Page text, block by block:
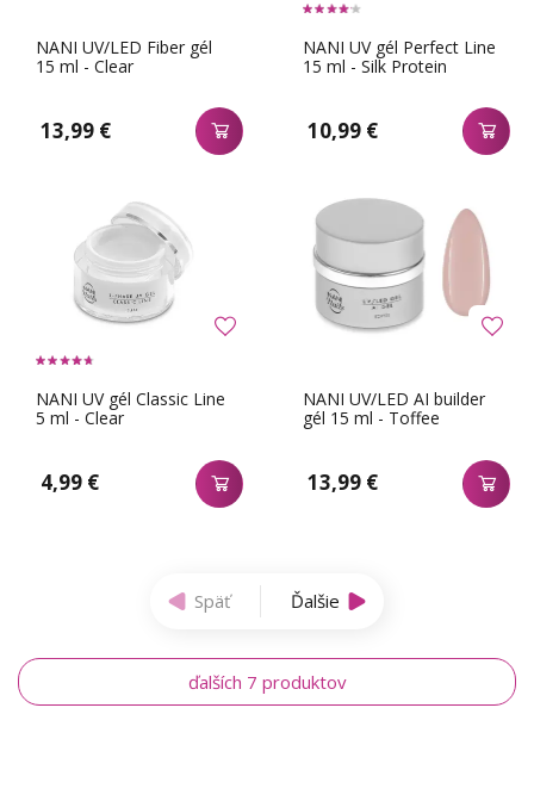
NANI UV/LED Fiber gél
15 ml - Clear
13,99 €
NANI UV gél Perfect Line
15 ml - Silk Protein
10,99 €
NANI UV gél Classic Line
5 ml - Clear
4,99 €
NANI UV/LED AI builder
gél 15 ml - Toffee
13,99 €
Späť Ďalšie
ďalších 7 produktov